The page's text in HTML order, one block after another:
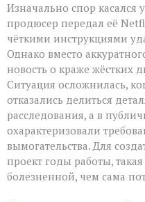
Изначально спор касался
продюсер передал её
чёткими инструкциями
Однако вместо
новость о краже жёстких
Ситуация осложнилась,
отказались делиться
расследования, а в
охарактеризовали
вымогательства. Для
проект годы работы,
болезненной, чем сама